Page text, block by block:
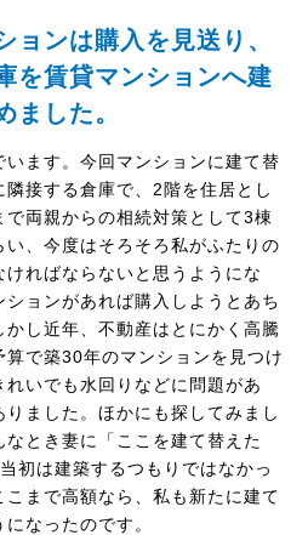
ョンは購入を見送り、
を賃貸マンションへ建
ました。
ます。今回マンションに建て替
接する倉庫で、2階を住居とし
両親からの相続対策として3棟
、今度はそろそろ私がふたりの
ればならないと思うようにな
ションがあれば購入しようとあち
し近年、不動産はとにかく高騰
算で築30年のマンションを見つけ
いでも水回りなどに問題があ
ました。ほかにも探してみまし
とき妻に「ここを建て替えた
初は建築するつもりではなかっ
まで高額なら、私も新たに建て
なったのです。